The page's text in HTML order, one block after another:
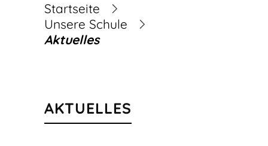
Startseite
Unsere Schule
Aktuelles
AKTUELLES